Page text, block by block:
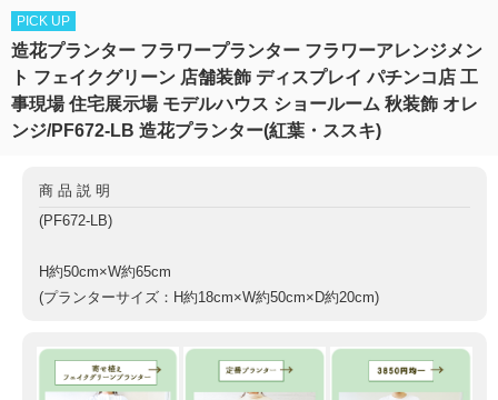
PICK UP
造花プランター フラワープランター フラワーアレンジメン
ト フェイクグリーン 店舗装飾 ディスプレイ パチンコ店 工
事現場 住宅展示場 モデルハウス ショールーム 秋装飾 オレ
ンジ/PF672-LB 造花プランター(紅葉・ススキ)
商品説明
(PF672-LB)
H約50cm×W約65cm
(プランターサイズ：H約18cm×W約50cm×D約20cm)